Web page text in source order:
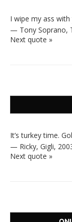
I wipe my ass
— Tony Soprano,
Next quote »
It’s turkey time.
— Ricky, Gigli,
Next quote »